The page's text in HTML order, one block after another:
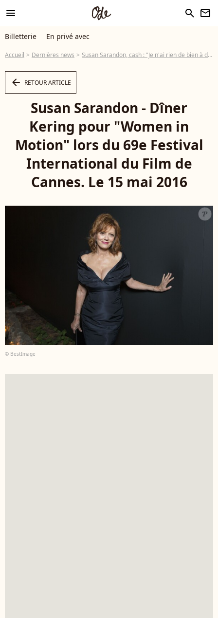
menu search newsletter
Billetterie En privé avec
Accueil Dernières news Susan Sarandon, cash : "Je n'ai rien de bien à dire sur Woody Allen"
arrow_left RETOUR ARTICLE
Susan Sarandon - Dîner
Kering pour "Women in
Motion" lors du 69e Festival
International du Film de
Cannes. Le 15 mai 2016
© BestImage